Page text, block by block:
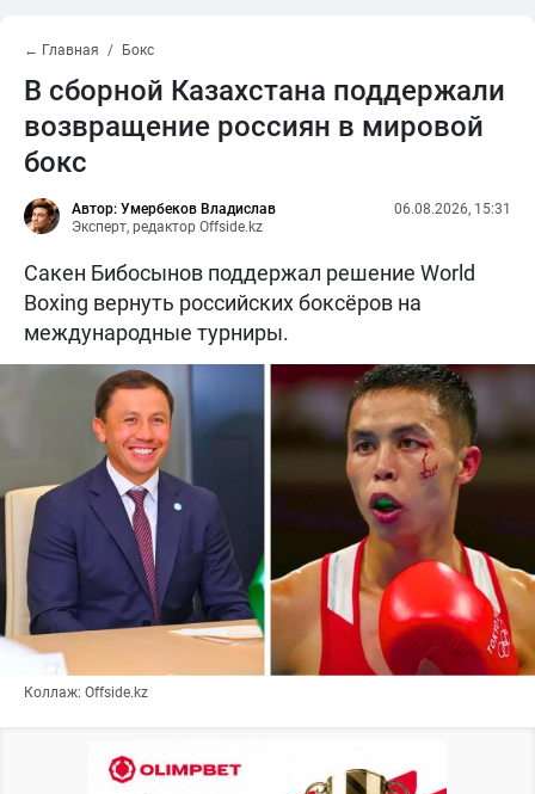
← Главная Бокс
В сборной Казахстана поддержали
возвращение россиян в мировой
бокс
Автор: Умербеков Владислав
Эксперт, редактор Offside.kz
06.08.2026, 15:31
Сакен Бибосынов поддержал решение World
Boxing вернуть российских боксёров на
международные турниры.
Коллаж: Offside.kz